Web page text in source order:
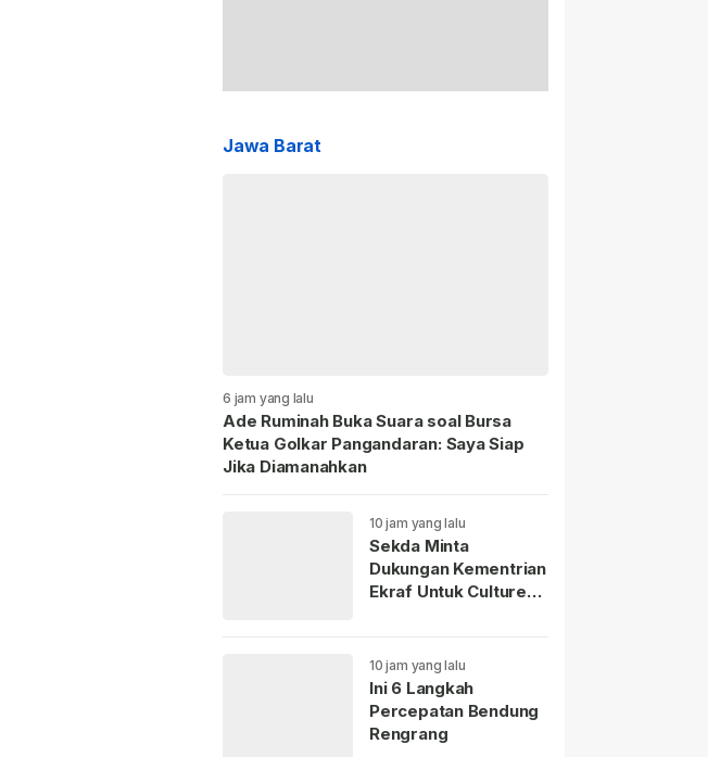
Jawa Barat
6 jam yang lalu
Ade Ruminah Buka Suara soal Bursa
Ketua Golkar Pangandaran: Saya Siap
Jika Diamanahkan
10 jam yang lalu
Sekda Minta
Dukungan Kementrian
Ekraf Untuk Culture
10 jam yang lalu
Ini 6 Langkah
Percepatan Bendung
Rengrang